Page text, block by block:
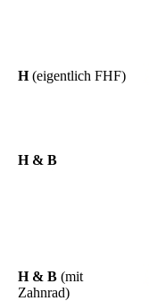
H(eigentlich FHF)
H & B
H & B (mit
Zahnrad)